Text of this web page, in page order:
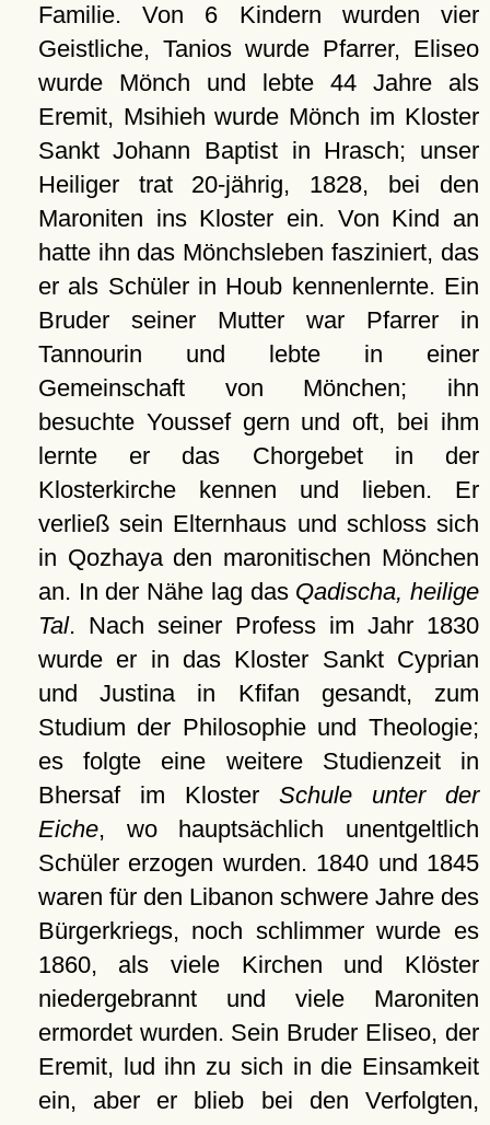
Familie. Von 6 Kindern wurden vier
Geistliche, Tanios wurde Pfarrer, Eliseo
wurde Mönch und lebte 44 Jahre als
Eremit, Msihieh wurde Mönch im Kloster
Sankt Johann Baptist in Hrasch; unser
Heiliger trat 20-jährig, 1828, bei den
Maroniten ins Kloster ein. Von Kind an
hatte ihn das Mönchsleben fasziniert, das
er als Schüler in Houb kennenlernte. Ein
Bruder seiner Mutter war Pfarrer in
Tannourin und lebte in einer
Gemeinschaft von Mönchen; ihn
besuchte Youssef gern und oft, bei ihm
lernte er das Chorgebet in der
Klosterkirche kennen und lieben. Er
verließ sein Elternhaus und schloss sich
in Qozhaya den maronitischen Mönchen
an. In der Nähe lag das Qadischa, heilige
Tal. Nach seiner Profess im Jahr 1830
wurde er in das Kloster Sankt Cyprian
und Justina in Kfifan gesandt, zum
Studium der Philosophie und Theologie;
es folgte eine weitere Studienzeit in
Bhersaf im Kloster Schule unter der
Eiche, wo hauptsächlich unentgeltlich
Schüler erzogen wurden. 1840 und 1845
waren für den Libanon schwere Jahre des
Bürgerkriegs, noch schlimmer wurde es
1860, als viele Kirchen und Klöster
niedergebrannt und viele Maroniten
ermordet wurden. Sein Bruder Eliseo, der
Eremit, lud ihn zu sich in die Einsamkeit
ein, aber er blieb bei den Verfolgten,